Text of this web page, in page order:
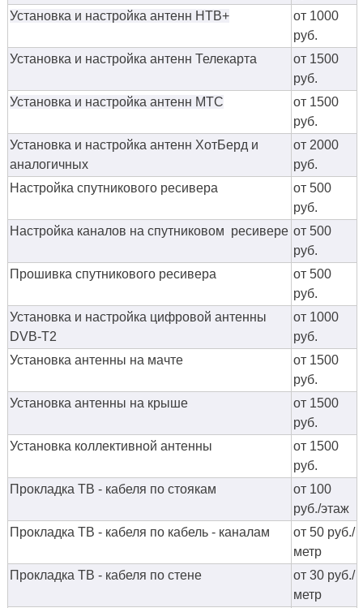
Установка и настройка антенн НТВ+
от 1000
руб.
Установка и настройка антенн Телекарта
от 1500
руб.
Установка и настройка антенн МТС
от 1500
руб.
Установка и настройка антенн ХотБерд и
аналогичных
от 2000
руб.
Настройка спутникового ресивера
от 500
руб.
Настройка каналов на спутниковом ресивере от 500
руб.
Прошивка спутникового ресивера
от 500
руб.
Установка и настройка цифровой антенны
DVB-T2
от 1000
руб.
Установка антенны на мачте
от 1500
руб.
Установка антенны на крыше
от 1500
руб.
Установка коллективной антенны
от 1500
руб.
Прокладка ТВ - кабеля по стоякам
от 100
руб./этаж
Прокладка ТВ - кабеля по кабель - каналам
от 50 руб./
метр
Прокладка ТВ - кабеля по стене
от 30 руб./
метр